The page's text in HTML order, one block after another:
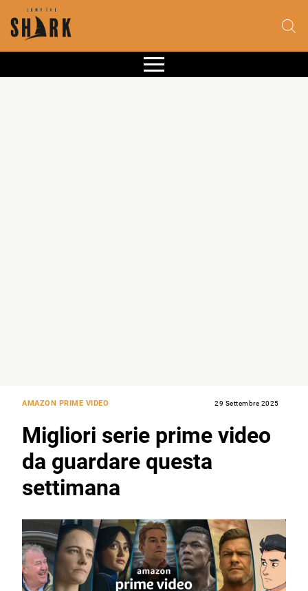
AMAZON PRIME VIDEO 29 Settembre 2025
Migliori serie prime video
da guardare questa
settimana